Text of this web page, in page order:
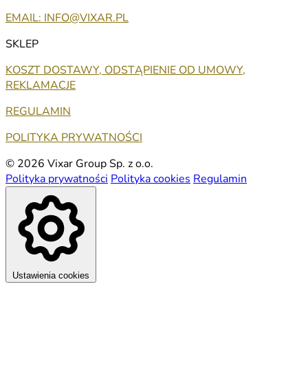
EMAIL: INFO@VIXAR.PL
SKLEP
KOSZT DOSTAWY, ODSTĄPIENIE OD UMOWY,
REKLAMACJE
REGULAMIN
POLITYKA PRYWATNOŚCI
© 2026 Vixar Group Sp. z o.o.
Polityka prywatności Polityka cookies Regulamin
Ustawienia cookies